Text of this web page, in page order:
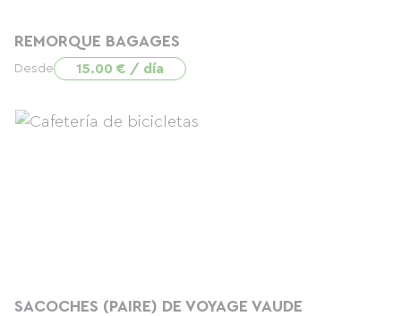
REMORQUE BAGAGES
Desde 15.00 € / día
SACOCHES (PAIRE) DE VOYAGE VAUDE